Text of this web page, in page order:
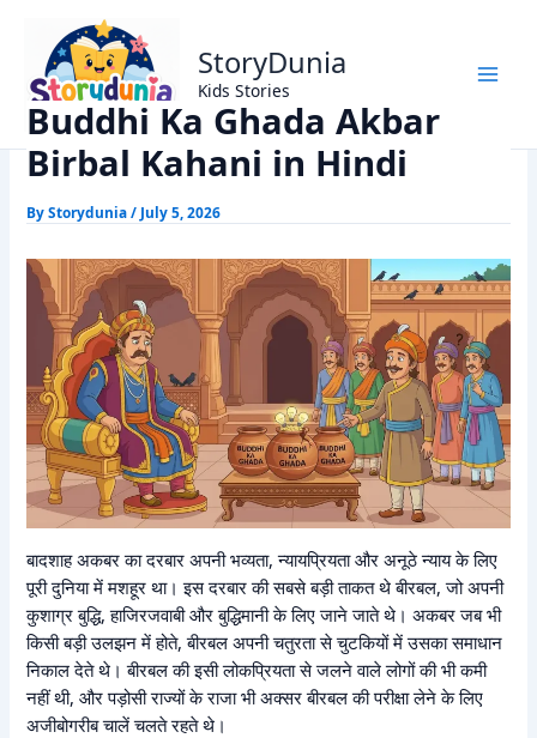
content
StoryDunia
Kids Stories
Home
Akbar Birbal Stories
Buddhi Ka Ghada Akbar Birbal Kahani in Hindi
Buddhi Ka Ghada Akbar
Birbal Kahani in Hindi
ByStorydunia/ July 5, 2026
बादशाह अकबर का दरबार अपनी भव्यता, न्यायप्रियता और अनूठे न्याय के लिए
पूरी दुनिया में मशहूर था। इस दरबार की सबसे बड़ी ताकत थे बीरबल, जो अपनी
कुशाग्र बुद्धि, हाजिरजवाबी और बुद्धिमानी के लिए जाने जाते थे। अकबर जब भी
किसी बड़ी उलझन में होते, बीरबल अपनी चतुरता से चुटकियों में उसका समाधान
निकाल देते थे। बीरबल की इसी लोकप्रियता से जलने वाले लोगों की भी कमी
नहीं थी, और पड़ोसी राज्यों के राजा भी अक्सर बीरबल की परीक्षा लेने के लिए
अजीबोगरीब चालें चलते रहते थे।